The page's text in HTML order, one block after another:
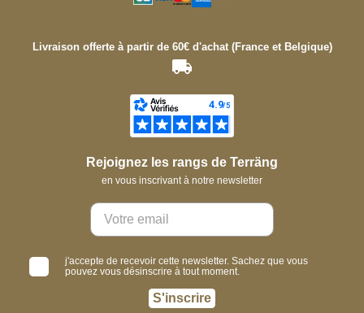
Livraison offerte à partir de 60€ d'achat (France et Belgique)
Rejoignez les rangs de Terräng
en vous inscrivant à notre newsletter
j'accepte de recevoir cette newsletter. Sachez que vous
pouvez vous désinscrire à tout moment.
S'inscrire